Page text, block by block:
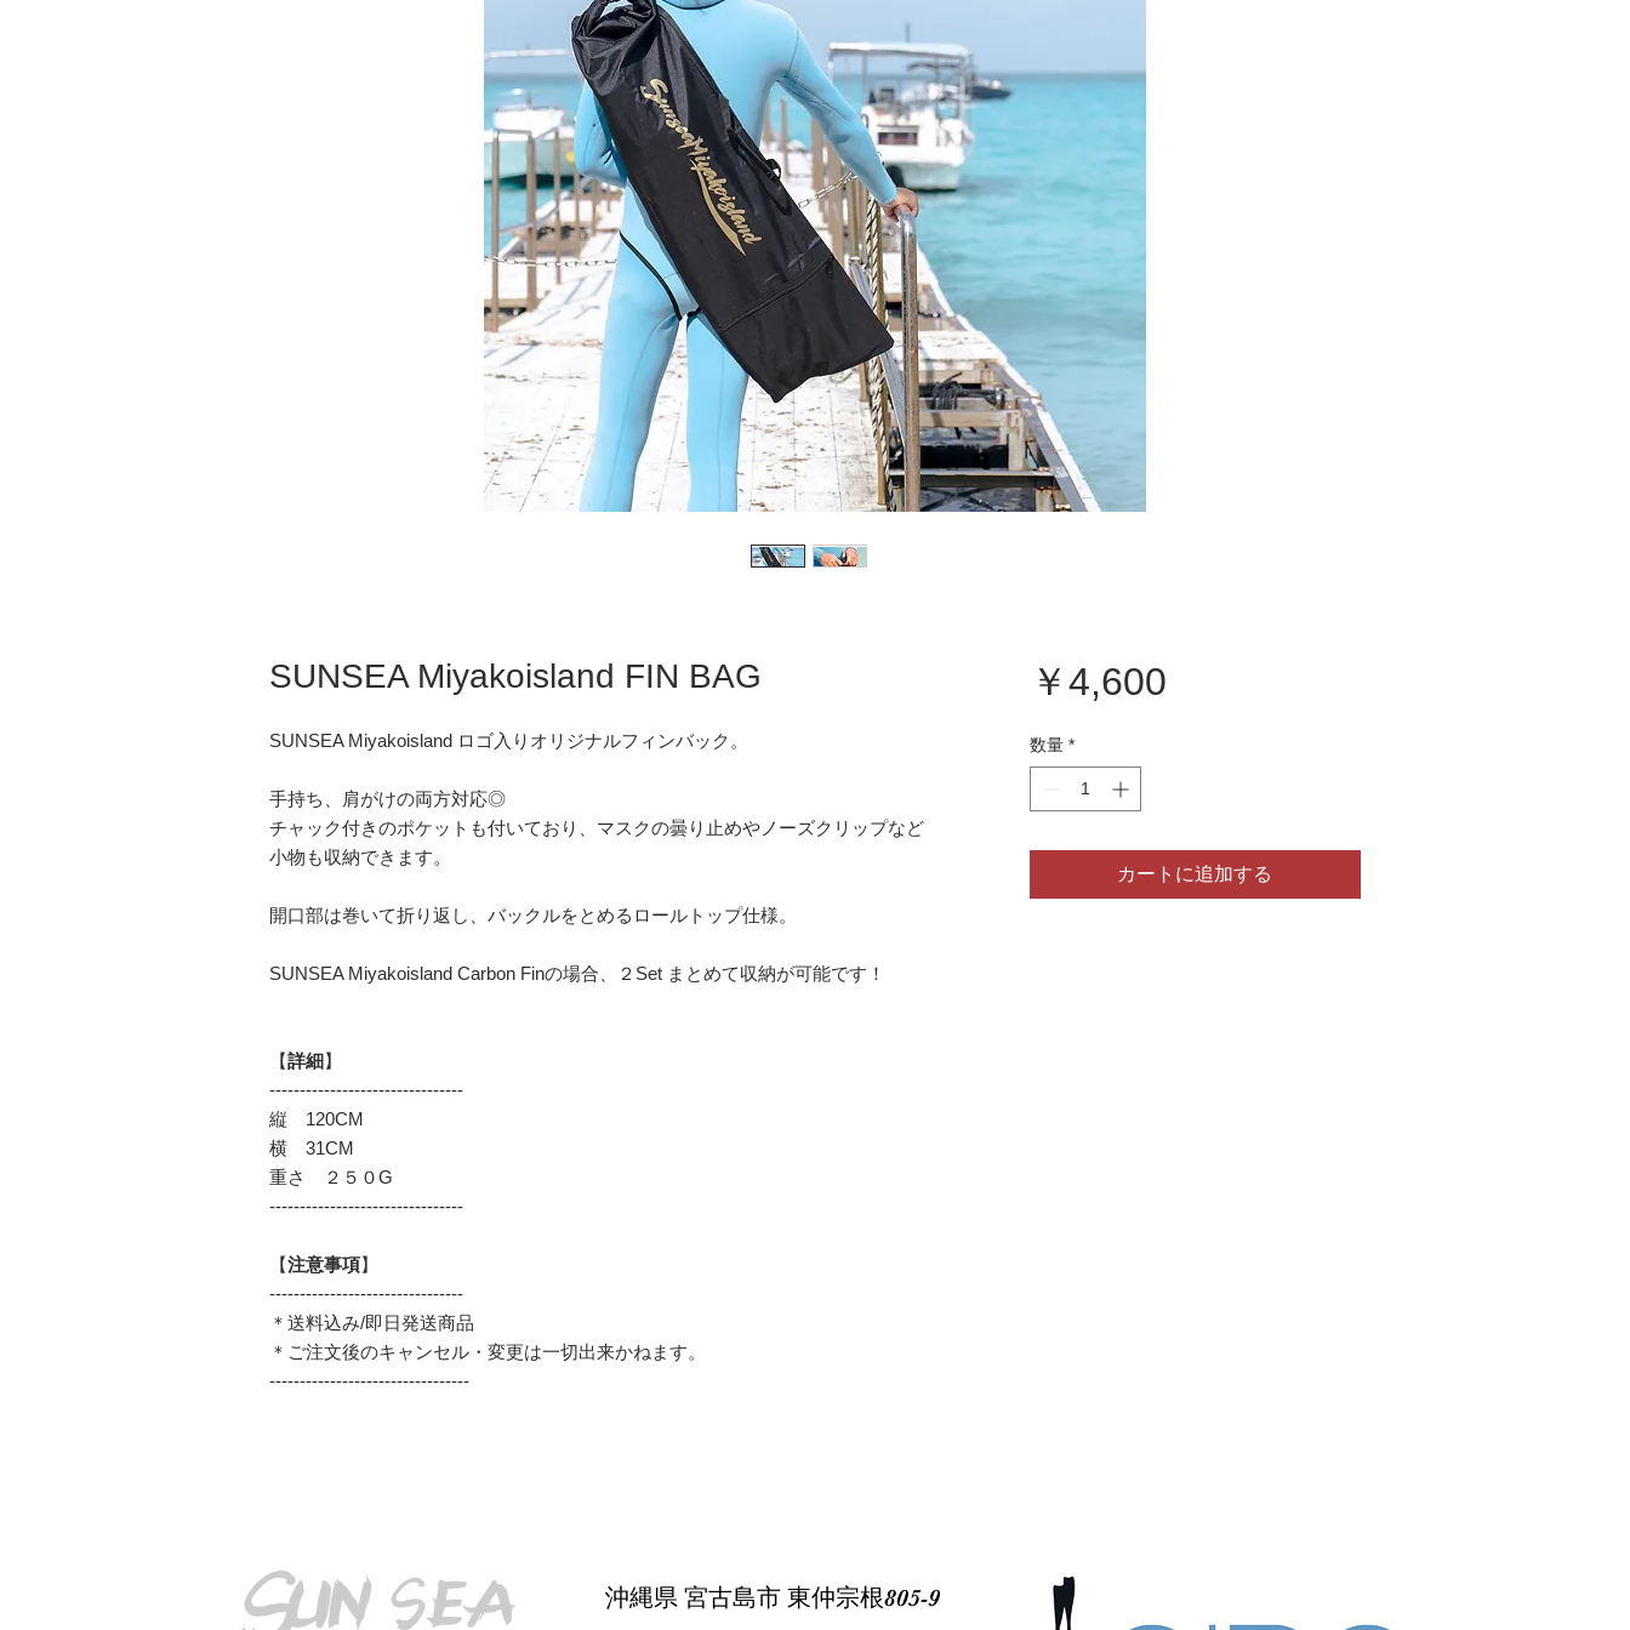
SUNSEA Miyakoisland FIN BAG
SUNSEA Miyakoisland ロゴ入りオリジナルフィンバック。
手持ち、肩がけの両方対応◎
チャック付きのポケットも付いており、マスクの曇り止めやノーズクリップなど
小物も収納できます。
開口部は巻いて折り返し、バックルをとめるロールトップ仕様。
SUNSEA Miyakoisland Carbon Finの場合、２Set まとめて収納が可能です！
【詳細】
--------------------------------
縦 120CM
横 31CM
重さ ２５０G
--------------------------------
【注意事項】
--------------------------------
＊送料込み/即日発送商品
＊ご注文後のキャンセル・変更は一切出来かねます。
---------------------------------
￥4,600価
数量 *
カートに追加する
沖縄県 宮古島市 東仲宗根805-9